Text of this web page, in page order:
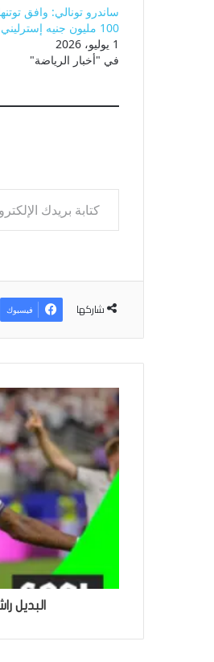
ساندرو تونالي: وافق
100 مليون جنيه إسترليني لرجل نيوكاسل
1 يوليو، 2026
في "أخبار الرياضة"
كتابة بريدك الإلكتروني...
شاركها فيسبوك
البديل